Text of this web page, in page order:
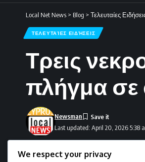
Local Net News > Blog > Τελευταίες
ΤΕΛΕΥΤΑΊΕΣ ΕΙΔΉΣΕΙΣ
Τρεις
πλήγμα σε
Last updated: April 20, 2026 5:38
Newsman
We respect your privacy